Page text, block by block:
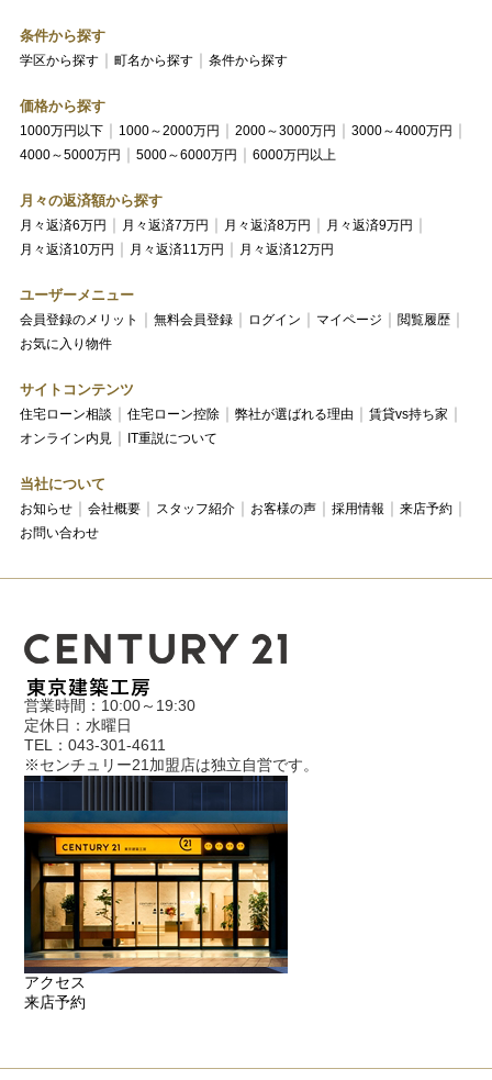
条件から探す
学区から探す 町名から探す 条件から探す
価格から探す
1000万円以下 1000～2000万円 2000～3000万円
3000～4000万円
4000～5000万円
5000～6000万円 6000万円以上
月々の返済額から探す
月々返済6万円 月々返済7万円 月々返済8万円
月々返済9万円
月々返済10万円
月々返済11万円 月々返済12万円
ユーザーメニュー
会員登録のメリット 無料会員登録 ログイン マイページ
閲覧履歴
お気に入り物件
サイトコンテンツ
住宅ローン相談 住宅ローン控除 弊社が選ばれる理由
賃貸vs持ち家
オンライン内見
IT重説について
当社について
お知らせ 会社概要 スタッフ紹介 お客様の声 採用情報
来店予約
お問い合わせ
営業時間：10:00～19:30
定休日：水曜日
TEL：043-301-4611
※センチュリー21加盟店は独立自営です。
アクセス
来店予約